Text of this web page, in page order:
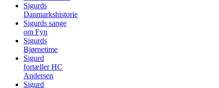
Sigurds
Danmarkshistorie
Sigurds sange
om Fyn
Sigurds
Bjørnetime
Sigurd
fortæller HC
Andersen
Sigurd